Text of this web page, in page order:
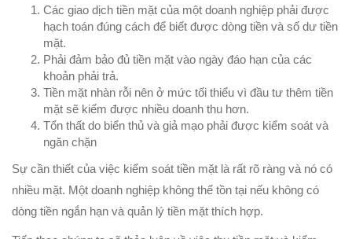
Các giao dịch tiền mặt của một doanh nghiệp phải được
hạch toán đúng cách để biết được dòng tiền và số dư tiền
mặt.
Phải đảm bảo đủ tiền mặt vào ngày đáo hạn của các
khoản phải trả.
Tiền mặt nhàn rỗi nên ở mức tối thiểu vì đầu tư thêm tiền
mặt sẽ kiếm được nhiều doanh thu hơn.
Tổn thất do biển thủ và giả mạo phải được kiểm soát và
ngăn chặn
Sự cần thiết của việc kiểm soát tiền mặt là rất rõ ràng và nó có
nhiều mặt. Một doanh nghiệp không thể tồn tại nếu không có
dòng tiền ngắn hạn và quản lý tiền mặt thích hợp.